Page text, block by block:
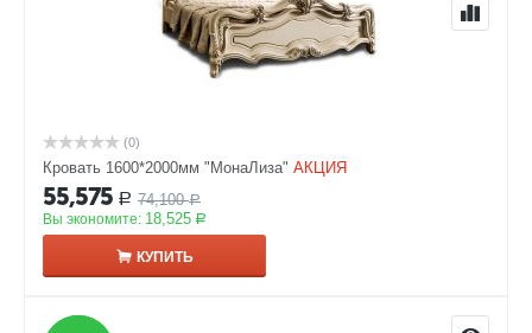
(0)
Кровать 1600*2000мм "МонаЛиза" АКЦИЯ
55,575 Р 74,100 Р
Вы экономите: 18,525 Р
КУПИТЬ